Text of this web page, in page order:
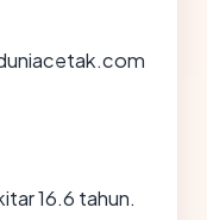
16.6 tahun.